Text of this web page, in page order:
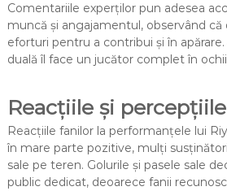
Comentariile experților pun adesea
muncă și angajamentul, observând
eforturi pentru a contribui și în
duală îl face un jucător complet în
Reacțiile și
Reacțiile fanilor la performanțele lui
în mare parte pozitive, mulți
sale pe teren. Golurile și pasele sale
public dedicat, deoarece fanii